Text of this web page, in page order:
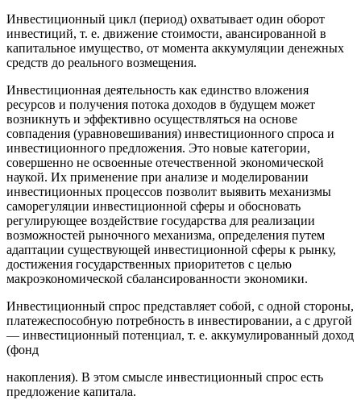
Инвестиционный цикл (период) охватывает один оборот
инвестиций, т. е. движение стоимости, авансированной в
капитальное имущество, от момента аккумуляции денежных
средств до реального возмещения.
Инвестиционная деятельность как единство вложения
ресурсов и получения потока доходов в будущем может
возникнуть и эффективно осуществляться на основе
совпадения (уравновешивания) инвестиционного спроса и
инвестиционного предложения. Это новые категории,
совершенно не освоенные отечественной экономической
наукой. Их применение при анализе и моделировании
инвестиционных процессов позволит выявить механизмы
саморегуляции инвестиционной сферы и обосновать
регулирующее воздействие государства для реализации
возможностей рыночного механизма, определения путем
адаптации существующей инвестиционной сферы к рынку,
достижения государственных приоритетов с целью
макроэкономической сбалансированности экономики.
Инвестиционный спрос представляет собой, с одной стороны,
платежеспособную потребность в инвестировании, а с другой
— инвестиционный потенциал, т. е. аккумулированный доход
(фонд
накопления). В этом смысле инвестиционный спрос есть
предложение капитала.